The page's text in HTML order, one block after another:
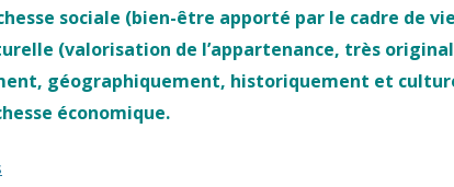
sociale (bien-être apporté par le cadre de
(valorisation de l’appartenance, très
géographiquement, historiquement et
économique.